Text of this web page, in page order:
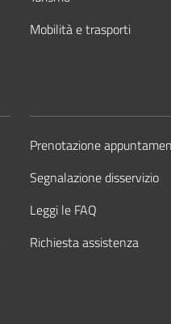
Mobilità e trasporti
Prenotazione
Segnalazione disservizio
Leggi le FAQ
Richiesta assistenza